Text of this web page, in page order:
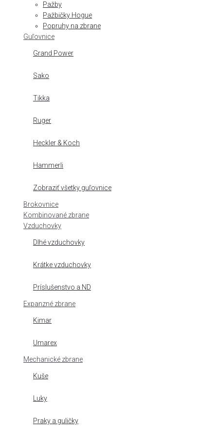
Pažby
Pažbičky Hogue
Popruhy na zbrane
Guľovnice
Grand Power
Sako
Tikka
Ruger
Heckler & Koch
Hammerli
Zobraziť všetky guľovnice
Brokovnice
Kombinované zbrane
Vzduchovky
Dlhé vzduchovky
Krátke vzduchovky
Príslušenstvo a ND
Expanzné zbrane
Kimar
Umarex
Mechanické zbrane
Kuše
Luky
Praky a guličky